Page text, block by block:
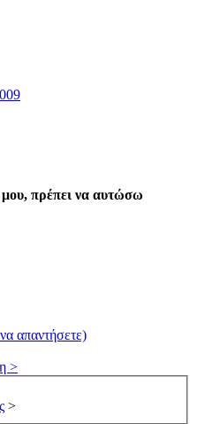
πρέπει να αυτώσω
απαντήσετε)
>
>